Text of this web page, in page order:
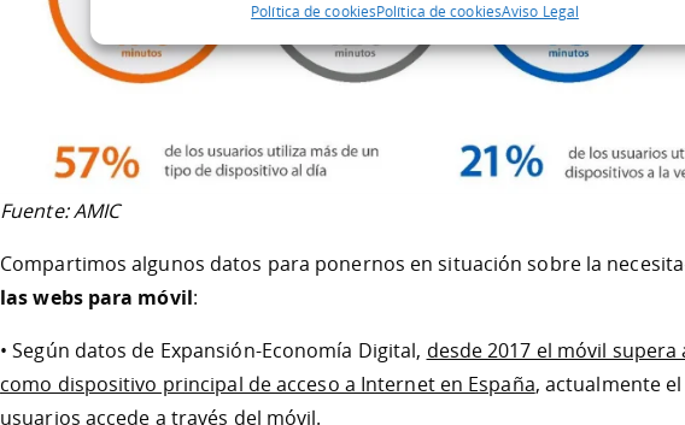
Política de cookiesPolítica de cookiesAviso Legal
Fuente: AMIC
Compartimos algunos datos para ponernos en situación sobre la
las webs para móvil:
• Según datos de Expansión-Economía Digital, desde 2017 el móvil
como dispositivo principal de acceso a Internet en España, actualmente
usuarios accede a través del móvil.